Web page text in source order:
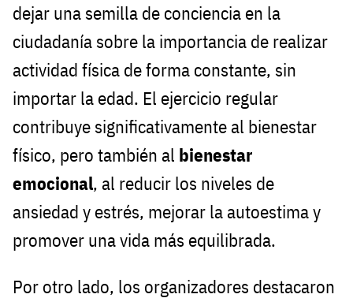
dejar una semilla de conciencia en la
ciudadanía sobre la importancia de realizar
actividad física de forma constante, sin
importar la edad. El ejercicio regular
contribuye significativamente al bienestar
físico, pero también al bienestar
emocional, al reducir los niveles de
ansiedad y estrés, mejorar la autoestima y
promover una vida más equilibrada.
Por otro lado, los organizadores destacaron